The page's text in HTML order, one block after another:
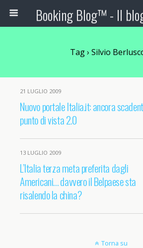
Tag › Silvio
21 LUGLIO 2009
Nuovo portale Italia.it: ancora
punto di vista 2.0
13 LUGLIO 2009
L’Italia terza meta preferita dagli
Americani… davvero il Belpaese sta
risalendo la china?
Torna su